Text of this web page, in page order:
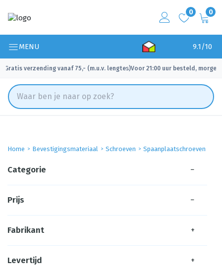
0 0
MENU 9.1/10
Gratis verzending vanaf 75,- (m.u.v. lengtes)
✓ Voor 21:00 uur besteld, morgen
Home Bevestigingsmateriaal Schroeven Spaanplaatschroeven
Categorie −
Prijs −
Fabrikant +
Levertijd +